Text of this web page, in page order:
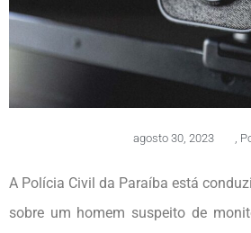
agosto 30, 2023 ,
A Polícia Civil da Paraíba está
sobre um homem suspeito de